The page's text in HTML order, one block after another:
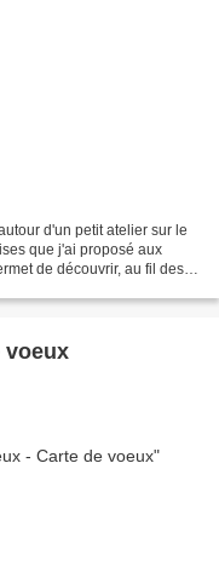
d'un petit atelier sur le
que j'ai proposé aux
de découvrir, au fil des
voeux